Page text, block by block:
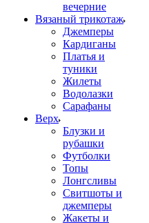
вечерние
Вязаный трикотаж
Джемперы
Кардиганы
Платья и
туники
Жилеты
Водолазки
Сарафаны
Верх
Блузки и
рубашки
Футболки
Топы
Лонгсливы
Свитшоты и
джемперы
Жакеты и